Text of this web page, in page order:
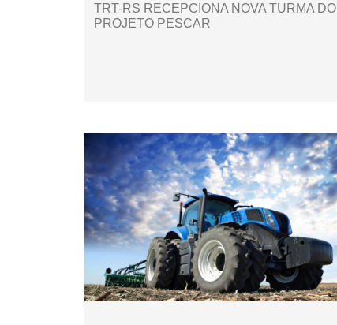
TRT-RS RECEPCIONA NOVA TURMA DO
PROJETO PESCAR